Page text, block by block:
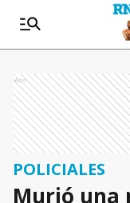
Ads
POLICIALES
Murió una